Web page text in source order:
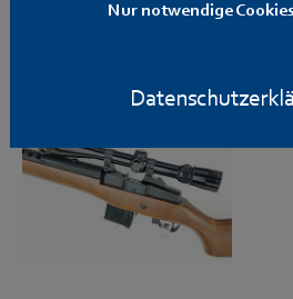
Nur notwendige